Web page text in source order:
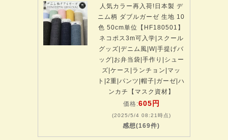
人気カラー再入荷!日本製 デ
ニム柄 ダブルガーゼ 生地 10
色 50cm単位【HF180501】
ネコポス3m可入学|スクール
グッズ|デニム風|W|手提げバ
ッグ|お弁当袋|手作り|シュー
ズ|ケース|ランチョン|マッ
ト|2重|パンツ|帽子|ガーゼ|ハ
ンカチ【マスク資材】
価格:605円
(2025/5/4 08:21時点)
感想(169件)